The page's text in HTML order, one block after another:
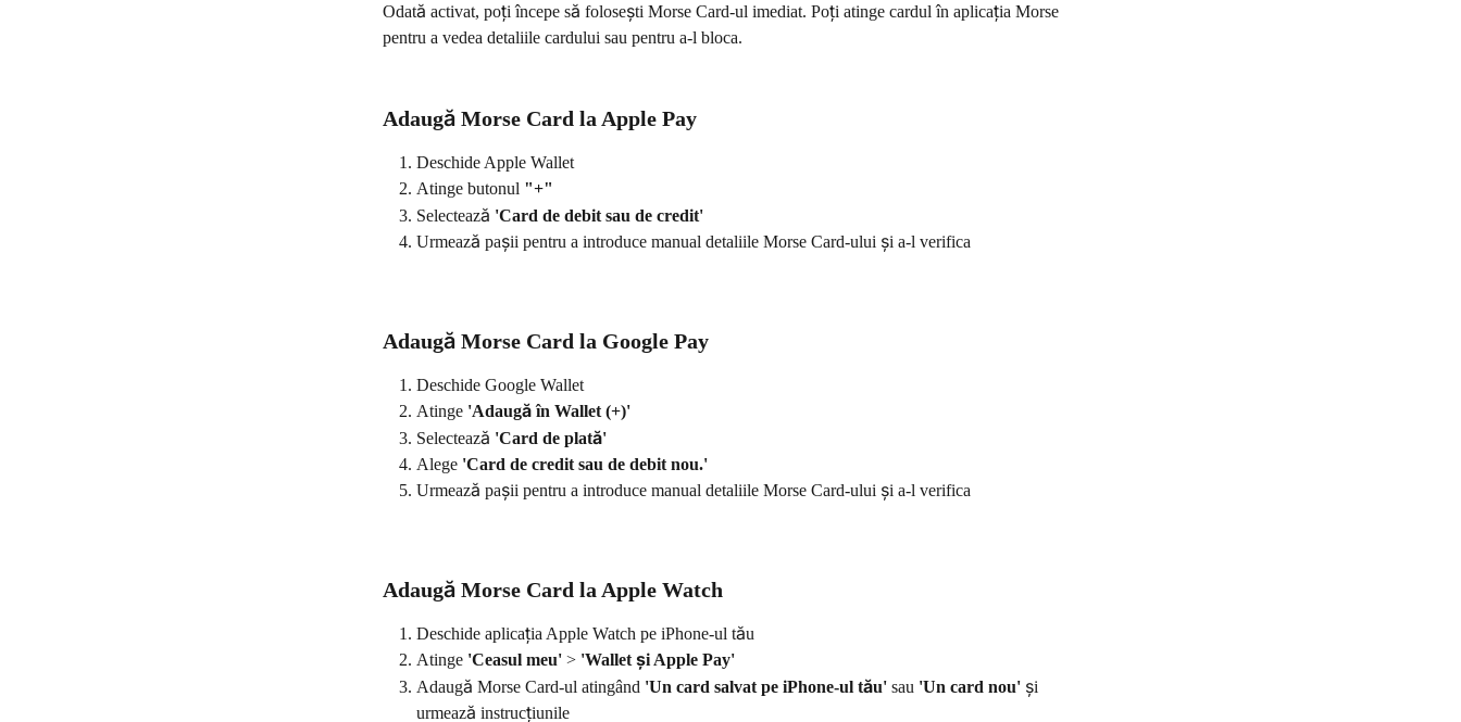
Odată activat, poți începe să folosești Morse Card-ul imediat. Poți atinge cardul în aplicația Morse
pentru a vedea detaliile cardului sau pentru a-l bloca.
Adaugă Morse Card la Apple Pay
Deschide Apple Wallet
Atinge butonul "+"
Selectează 'Card de debit sau de credit'
Urmează pașii pentru a introduce manual detaliile Morse Card-ului și a-l verifica
Adaugă Morse Card la Google Pay
Deschide Google Wallet
Atinge 'Adaugă în Wallet (+)'
Selectează 'Card de plată'
Alege 'Card de credit sau de debit nou.'
Urmează pașii pentru a introduce manual detaliile Morse Card-ului și a-l verifica
Adaugă Morse Card la Apple Watch
Deschide aplicația Apple Watch pe iPhone-ul tău
Atinge 'Ceasul meu' > 'Wallet și Apple Pay'
Adaugă Morse Card-ul atingând 'Un card salvat pe iPhone-ul tău' sau 'Un card nou' și
urmează instrucțiunile